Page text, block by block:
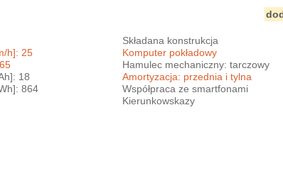
h]: 25
18
864
Składana konstrukcja
Komputer pokładowy
Hamulec mechaniczny: tarczowy
Amortyzacja: przednia i tylna
Współpraca ze smartfonami
Kierunkowskazy